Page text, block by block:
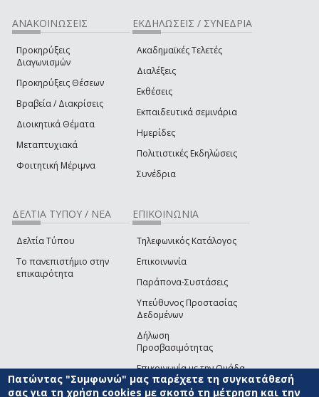
ΑΝΑΚΟΙΝΩΣΕΙΣ
Προκηρύξεις
Διαγωνισμών
Προκηρύξεις Θέσεων
Βραβεία / Διακρίσεις
Διοικητικά Θέματα
Μεταπτυχιακά
Φοιτητική Μέριμνα
ΕΚΔΗΛΩΣΕΙΣ / ΣΥΝΕΔΡΙΑ
Ακαδημαϊκές Τελετές
Διαλέξεις
Εκθέσεις
Εκπαιδευτικά σεμινάρια
Ημερίδες
Πολιτιστικές Εκδηλώσεις
Συνέδρια
ΔΕΛΤΙΑ ΤΥΠΟΥ / ΝΕΑ
Δελτία Τύπου
Το πανεπιστήμιο στην
επικαιρότητα
ΕΠΙΚΟΙΝΩΝΙΑ
Τηλεφωνικός Κατάλογος
Επικοινωνία
Παράπονα-Συστάσεις
Υπεύθυνος Προστασίας
Δεδομένων
Δήλωση
Προσβασιμότητας
Επικοινωνία με την Ομάδα
Ανάπτυξης του site(link sends e-mail)
Πατώντας "Συμφωνώ" μας παρέχετε τη συγκατάθεσή
σας για τη χρήση cookies με σκοπό τη μέτρηση και την